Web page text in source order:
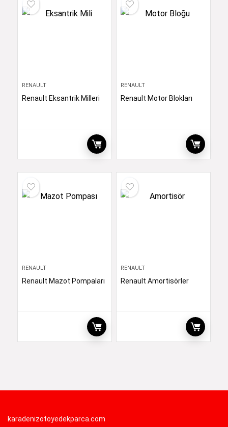
RENAULT
Renault Eksantrik Milleri
RENAULT
Renault Motor Blokları
RENAULT
Renault Mazot Pompaları
RENAULT
Renault Amortisörler
karadenizotoyedekparca.com